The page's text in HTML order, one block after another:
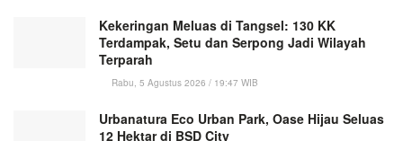
Kekeringan Meluas di Tangsel: 130 KK
Terdampak, Setu dan Serpong Jadi Wilayah
Terparah
Rabu, 5 Agustus 2026 / 19:47 WIB
Urbanatura Eco Urban Park, Oase Hijau Seluas
12 Hektar di BSD City